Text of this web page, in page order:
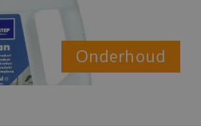
Onderhoud